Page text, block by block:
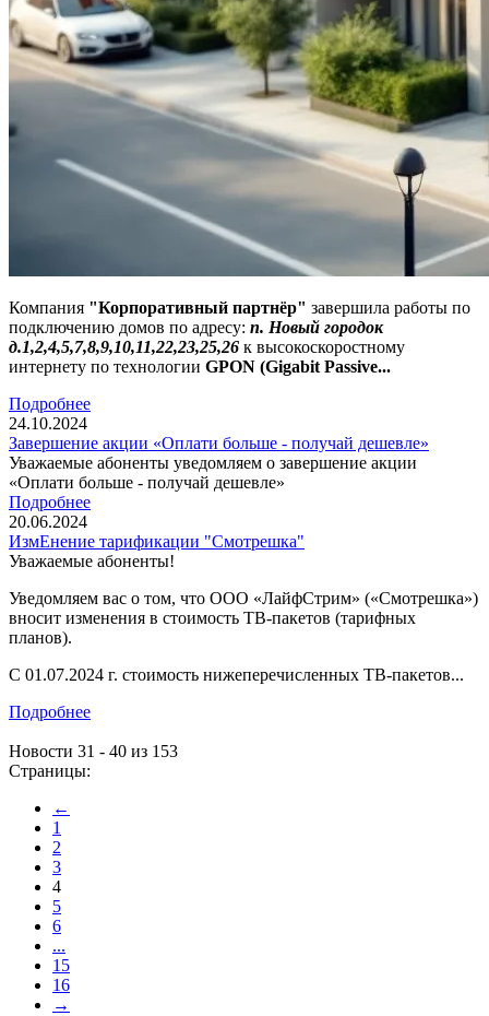
Компания "Корпоративный партнёр" завершила работы по
подключению домов по адресу: п. Новый городок
д.1,2,4,5,7,8,9,10,11,22,23,25,26 к высокоскоростному
интернету по технологии GPON (Gigabit Passive...
Подробнее
24.10.2024
Завершение акции «Оплати больше - получай дешевле»
Уважаемые абоненты уведомляем о завершение акции
«Оплати больше - получай дешевле»
Подробнее
20.06.2024
ИзмЕнение тарификации "Смотрешка"
Уважаемые абоненты!
Уведомляем вас о том, что ООО «ЛайфСтрим» («Смотрешка»)
вносит изменения в стоимость ТВ-пакетов (тарифных
планов).
С 01.07.2024 г. стоимость нижеперечисленных ТВ-пакетов...
Подробнее
Новости 31 - 40 из 153
Страницы:
←
1
2
3
4
5
6
...
15
16
→